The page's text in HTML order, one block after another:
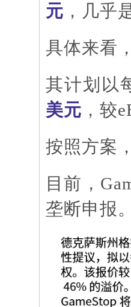
元 ，几乎
具体来看，
其计划以
美元 ，较
按照方案
目前，
垄断申报。